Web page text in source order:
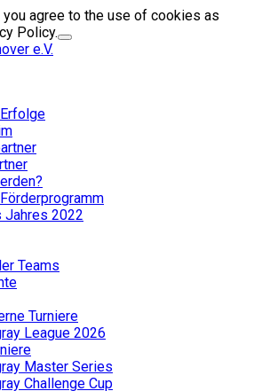
agree to the use of cookies as
Policy.
Jahres 2022
Teams
Turniere
League 2026
Master Series
Challenge Cup